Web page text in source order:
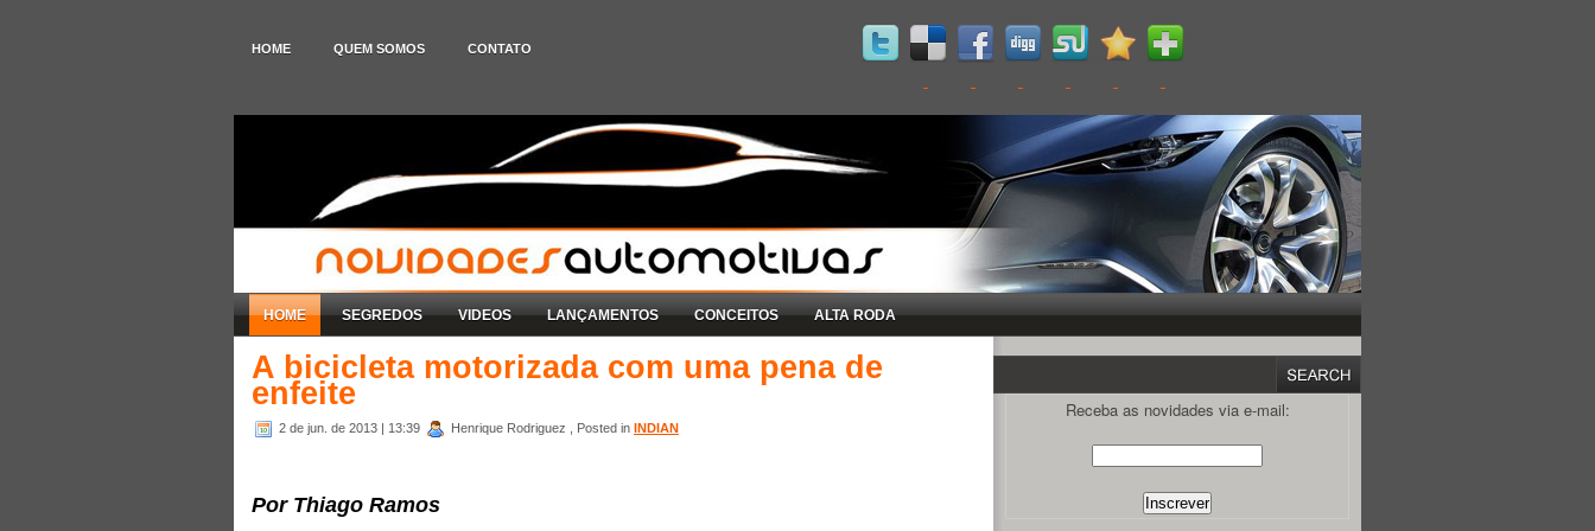
HOME QUEM SOMOS CONTATO
HOME SEGREDOS VIDEOS LANÇAMENTOS CONCEITOS ALTA RODA
A bicicleta motorizada com uma pena de
enfeite
2 de jun. de 2013 | 13:39 Henrique Rodriguez , Posted in INDIAN
Por Thiago Ramos
Receba as novidades via e-mail: